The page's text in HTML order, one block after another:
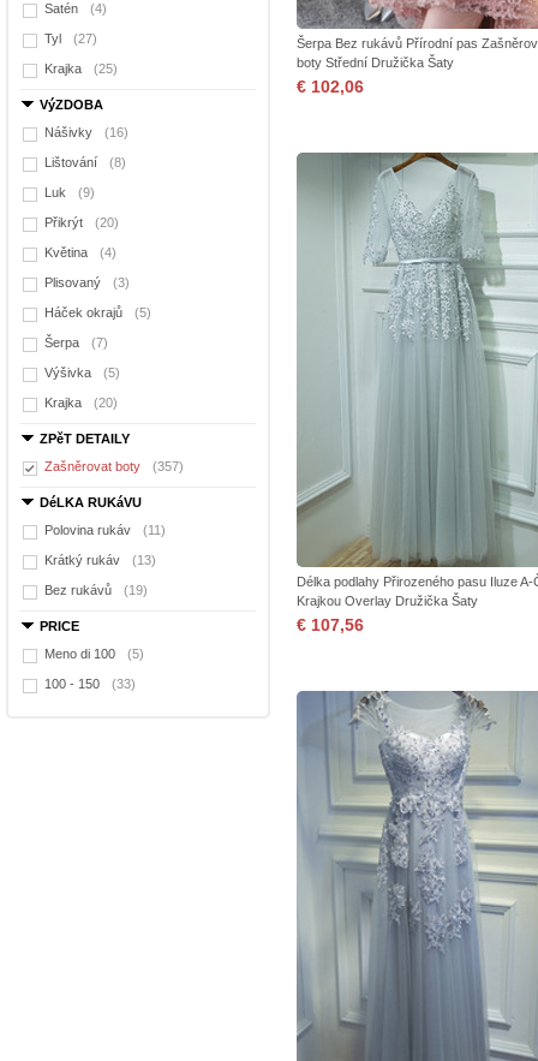
Satén (4)
Tyl (27)
Krajka (25)
VýZDOBA
Nášivky
(16)
Lištování (8)
Luk (9)
Přikrýt (20)
Květina (4)
Plisovaný (3)
Háček okrajů (5)
Šerpa (7)
Výšivka (5)
Krajka (20)
ZPěT DETAILY
Zašněrovat boty
(357)
DéLKA RUKáVU
Polovina rukáv
(11)
Krátký rukáv (13)
Bez rukávů (19)
PRICE
Meno di 100
(5)
100 - 150 (33)
Šerpa Bez rukávů Přírodní pas
boty Střední Družička Šaty
€ 102,06
Délka podlahy Přirozeného pasu Iluze A-
Krajkou Overlay Družička Šaty
€ 107,56